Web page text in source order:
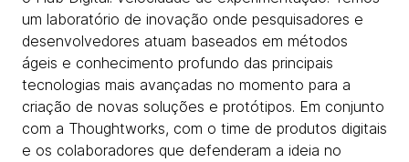
um laboratório de inovação onde pesquisadores e
desenvolvedores atuam baseados em métodos
ágeis e conhecimento profundo das principais
tecnologias mais avançadas no momento para a
criação de novas soluções e protótipos. Em conjunto
com a Thoughtworks, com o time de produtos digitais
e os colaboradores que defenderam a ideia no